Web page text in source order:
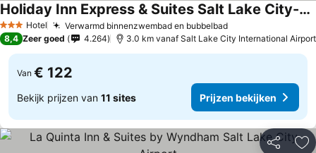
3 SterrenHotel Verwarmd binnenzwembad en bubbelbadPrijzen bekijken
Holiday Inn Express & Suites Salt Lake City-airport East By Ihg
Prijzen bekijken
8,4 Zeer goed 4.264 3.0 km vanaf Salt Lake City International Airport
Van € 122
Bekijk prijzen van 11 sites Prijzen bekijken
Delen